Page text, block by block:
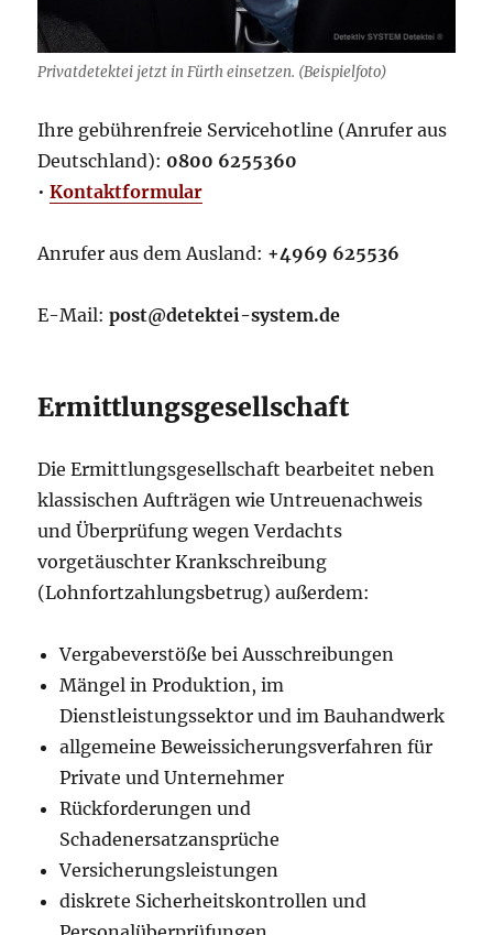
Privatdetektei jetzt in Fürth einsetzen. (Beispielfoto)
Ihre gebührenfreie Servicehotline (Anrufer aus
Deutschland): 0800 6255360
•Kontaktformular
Anrufer aus dem Ausland: +4969 625536
E-Mail:post@detektei-system.de
Ermittlungsgesellschaft
Die Ermittlungsgesellschaft bearbeitet neben
klassischen Aufträgen wie Untreuenachweis
und Überprüfung wegen Verdachts
vorgetäuschter Krankschreibung
(Lohnfortzahlungsbetrug) außerdem:
Vergabeverstöße bei Ausschreibungen
Mängel in Produktion, im
Dienstleistungssektor und im Bauhandwerk
allgemeine Beweissicherungsverfahren für
Private und Unternehmer
Rückforderungen und
Schadenersatzansprüche
Versicherungsleistungen
diskrete Sicherheitskontrollen und